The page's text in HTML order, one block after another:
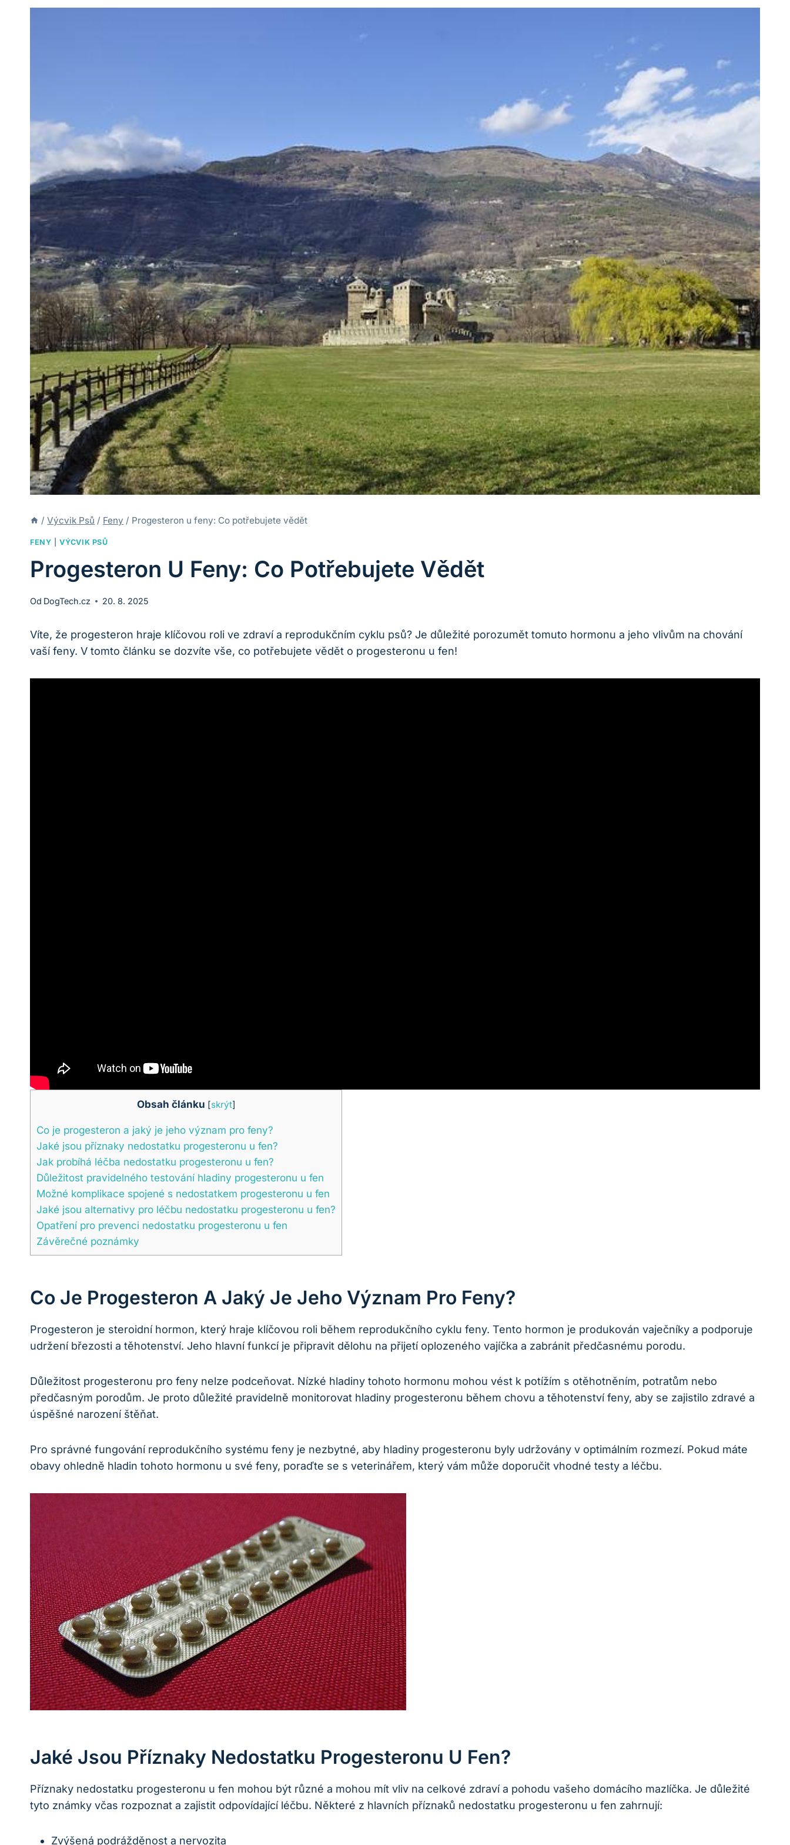
/ Výcvik Psů / Feny / Progesteron u feny: Co potřebujete vědět
FENY |VÝCVIK PSŮ
Progesteron U Feny: Co Potřebujete Vědět
Od DogTech.cz 20. 8. 2025
Víte, že progesteron hraje klíčovou roli ve zdraví a reprodukčním cyklu psů? Je důležité porozumět tomuto hormonu a jeho vlivům na chování
vaší feny. V tomto článku se dozvíte vše, co potřebujete vědět o progesteronu u fen!
Obsah článku [skrýt]
Co je progesteron a jaký je jeho význam pro feny?
Jaké jsou příznaky nedostatku progesteronu u fen?
Jak probíhá léčba nedostatku progesteronu u fen?
Důležitost pravidelného testování hladiny progesteronu u fen
Možné komplikace spojené s nedostatkem progesteronu u fen
Jaké jsou alternativy pro léčbu nedostatku progesteronu u fen?
Opatření pro prevenci nedostatku progesteronu u fen
Závěrečné poznámky
Co Je Progesteron A Jaký Je Jeho Význam Pro Feny?
Progesteron je steroidní hormon, který hraje klíčovou roli během reprodukčního cyklu feny. Tento hormon je produkován vaječníky a podporuje
udržení březosti a těhotenství. Jeho hlavní funkcí je připravit dělohu na přijetí oplozeného vajíčka a zabránit předčasnému porodu.
Důležitost progesteronu pro feny nelze podceňovat. Nízké hladiny tohoto hormonu mohou vést k potížím s otěhotněním, potratům nebo
předčasným porodům. Je proto důležité pravidelně monitorovat hladiny progesteronu během chovu a těhotenství feny, aby se zajistilo zdravé a
úspěšné narození štěňat.
Pro správné fungování reprodukčního systému feny je nezbytné, aby hladiny progesteronu byly udržovány v optimálním rozmezí. Pokud máte
obavy ohledně hladin tohoto hormonu u své feny, poraďte se s veterinářem, který vám může doporučit vhodné testy a léčbu.
Jaké Jsou Příznaky Nedostatku Progesteronu U Fen?
Příznaky nedostatku progesteronu u fen mohou být různé a mohou mít vliv na celkové zdraví a pohodu vašeho domácího mazlíčka. Je důležité
tyto známky včas rozpoznat a zajistit odpovídající léčbu. Některé z hlavních příznaků nedostatku progesteronu u fen zahrnují:
Zvýšená podrážděnost a nervozita